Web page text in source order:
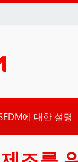
에 대한 설명